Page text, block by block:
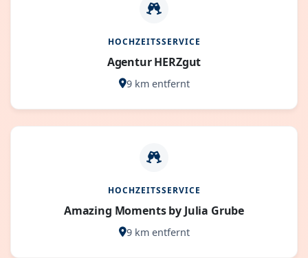
HOCHZEITSSERVICE
Agentur HERZgut
9 km entfernt
HOCHZEITSSERVICE
Amazing Moments by Julia Grube
9 km entfernt